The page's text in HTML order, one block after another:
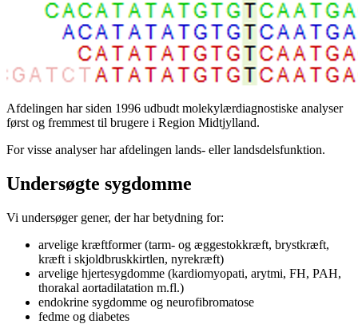
Afdelingen har siden 1996 udbudt molekylærdiagnostiske analyser
først og fremmest til brugere i Region Midtjylland.
For visse analyser har afdelingen lands- eller landsdelsfunktion.
Undersøgte sygdomme
Vi undersøger gener, der har betydning for:
arvelige kræftformer (tarm- og æggestokkræft, brystkræft,
kræft i skjoldbruskkirtlen, nyrekræft)
arvelige hjertesygdomme (kardiomyopati, arytmi, FH, PAH,
thorakal aortadilatation m.fl.)
endokrine sygdomme og neurofibromatose
fedme og diabetes